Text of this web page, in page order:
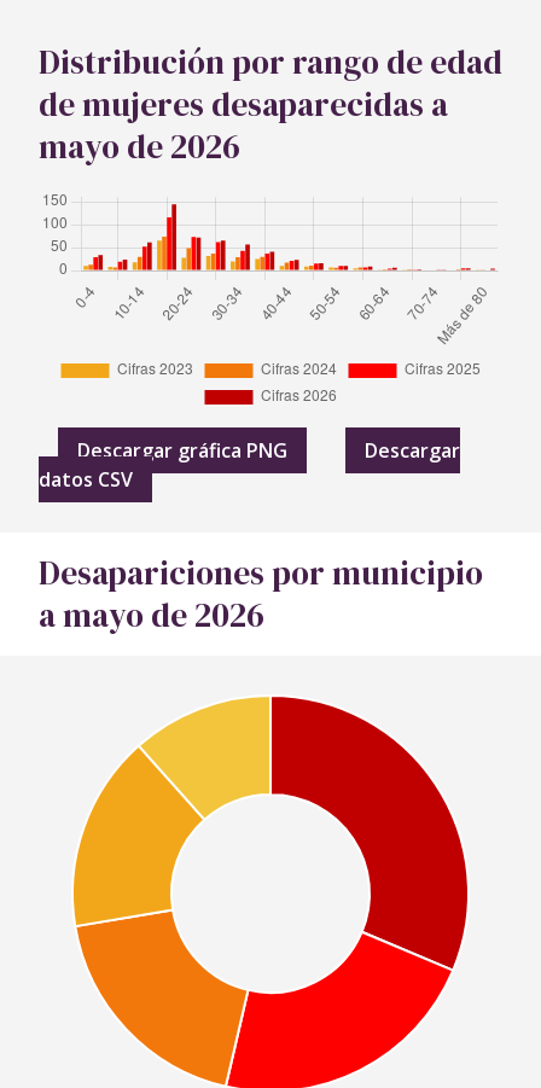
Distribución por rango de edad
de mujeres desaparecidas a
mayo de 2026
Descargar gráfica PNG
Descargar
datos CSV
Desapariciones por municipio
a mayo de 2026